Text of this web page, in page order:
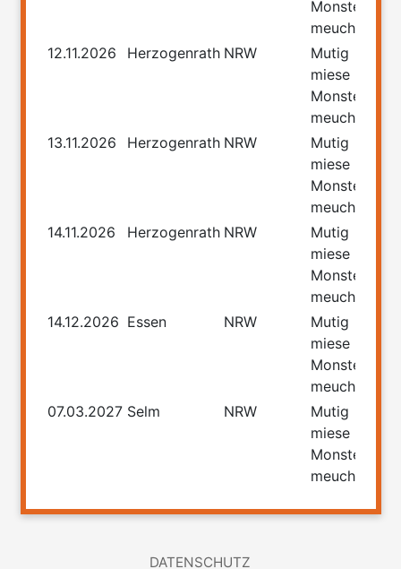
Monster
meucheln
12.11.2026
Herzogenrath NRW
Mutig
miese
Monster
meucheln
13.11.2026
Herzogenrath NRW
Mutig
miese
Monster
meucheln
14.11.2026
Herzogenrath NRW
Mutig
miese
Monster
meucheln
14.12.2026 Essen NRW
Mutig
miese
Monster
meucheln
07.03.2027 Selm NRW
Mutig
miese
Monster
meucheln
DATENSCHUTZ